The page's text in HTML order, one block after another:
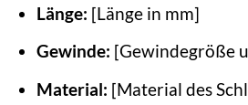
Länge: [Länge in mm]
Gewinde: [Gewindegröße
Material: [Material des